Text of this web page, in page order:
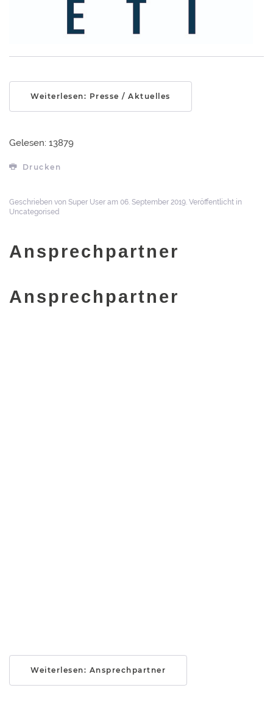
Weiterlesen: Presse / Aktuelles
Gelesen: 13879
Drucken
Geschrieben von Super User am 06. September 2019. Veröffentlicht in
Uncategorised
Ansprechpartner
Ansprechpartner
Weiterlesen: Ansprechpartner